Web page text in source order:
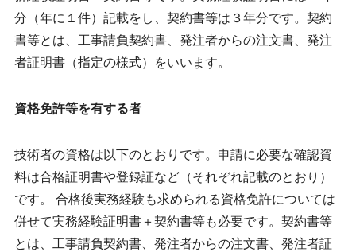
分（年に１件）記載をし、契約書等は３年分です。契約
書等とは、工事請負契約書、発注者からの注文書、発注
者証明書（指定の様式）をいいます。
資格免許等を有する者
技術者の資格は以下のとおりです。申請に必要な確認資
料は合格証明書や登録証など（それぞれ記載のとおり）
です。 合格後実務経験も求められる資格免許については
併せて実務経験証明書＋契約書等も必要です。契約書等
とは、工事請負契約書、発注者からの注文書、発注者証